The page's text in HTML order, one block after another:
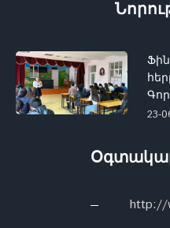
23-
http://